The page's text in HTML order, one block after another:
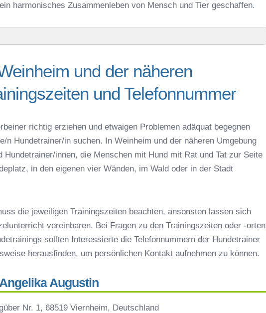
harmonisches Zusammenleben von Mensch und Tier geschaffen.
und der näheren Umgebung – Trainingszeiten und Telefonnummer
aus
Region Rhein-Neckar-Kreis – Online-Test
und Hundespielzeug zur Beschäftigung
in Weinheim
in Weinheim
Hundetrainer in Weinheim
einer Hundeschule
und der näheren
und Telefonnummer
richtig erziehen und etwaigen Problemen adäquat begegnen
n Hundetrainer/in suchen. In Weinheim und der näheren Umgebung
Hundetrainer/innen, die Menschen mit Hund mit Rat und Tat zur Seite
in den eigenen vier Wänden, im Wald oder in der Stadt
die jeweiligen Trainingszeiten beachten, ansonsten lassen sich
vereinbaren. Bei Fragen zu den Trainingszeiten oder -orten
sollten Interessierte die Telefonnummern der Hundetrainer
herausfinden, um persönlichen Kontakt aufnehmen zu können.
Augustin
Nr. 1, 68519 Viernheim, Deutschland